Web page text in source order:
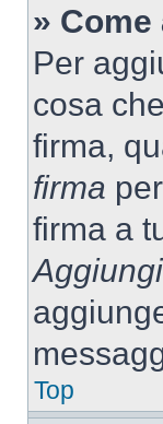
»
Per
cosa
firma,
firma
firma a
Top